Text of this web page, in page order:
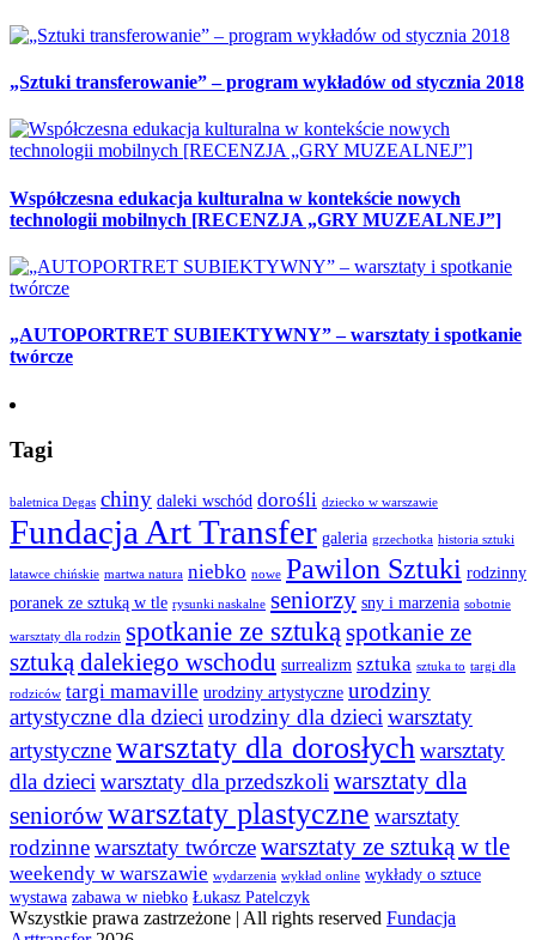
„Sztuki transferowanie” – program wykładów od stycznia 2018
Współczesna edukacja kulturalna w kontekście nowych
technologii mobilnych [RECENZJA „GRY MUZEALNEJ”]
„AUTOPORTRET SUBIEKTYWNY” – warsztaty i spotkanie
twórcze
Tagi
baletnica Degas chiny daleki wschód dorośli dziecko w warszawie
Fundacja Art Transfer galeria grzechotka historia sztuki
latawce chińskie martwa natura niebko nowe Pawilon Sztuki rodzinny
poranek ze sztuką w tle rysunki naskalne seniorzy sny i marzenia sobotnie
warsztaty dla rodzin spotkanie ze sztuką spotkanie ze
sztuką dalekiego wschodu surrealizm sztuka sztuka to targi dla
rodziców targi mamaville urodziny artystyczne urodziny
artystyczne dla dzieci urodziny dla dzieci warsztaty
artystycznewarsztaty dla dorosłychwarsztaty
dla dzieci warsztaty dla przedszkoli warsztaty dla
seniorówwarsztaty plastyczne warsztaty
rodzinnewarsztaty twórczewarsztaty ze sztuką w tle
weekendy w warszawie wydarzenia wykład online wykłady o sztuce
wystawa zabawa w niebko Łukasz Patelczyk
Wszystkie prawa zastrzeżone | All rights reserved Fundacja